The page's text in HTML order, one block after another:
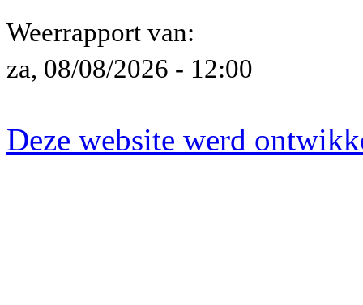
Weerrapport van:
za, 08/08/2026 - 12:00
Deze website werd